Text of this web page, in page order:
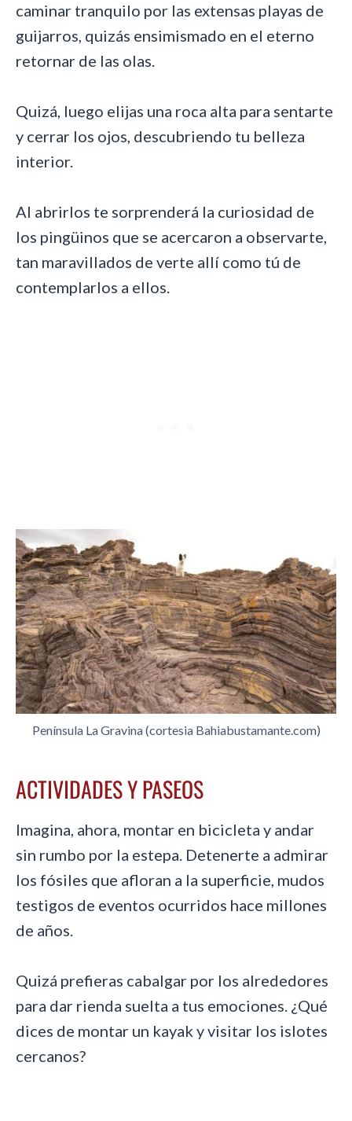
caminar tranquilo por las extensas playas de
guijarros, quizás ensimismado en el eterno
retornar de las olas.
Quizá, luego elijas una roca alta para sentarte
y cerrar los ojos, descubriendo tu belleza
interior.
Al abrirlos te sorprenderá la curiosidad de
los pingüinos que se acercaron a observarte,
tan maravillados de verte allí como tú de
contemplarlos a ellos.
Península La Gravina (cortesia Bahiabustamante.com)
ACTIVIDADES Y PASEOS
Imagina, ahora, montar en bicicleta y andar
sin rumbo por la estepa. Detenerte a admirar
los fósiles que afloran a la superficie, mudos
testigos de eventos ocurridos hace millones
de años.
Quizá prefieras cabalgar por los alrededores
para dar rienda suelta a tus emociones. ¿Qué
dices de montar un kayak y visitar los islotes
cercanos?